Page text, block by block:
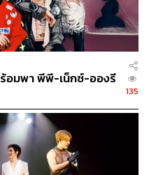
(TPN GLOBAL)
MUT MAX
ณ์ เฉลิมบูรณะวงศ์
สกุล
ร้อมพา พีพี-เน็กซ์-อองรี
135